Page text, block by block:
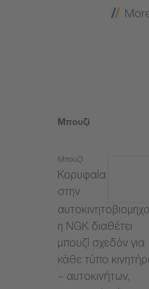
Μπουζί
Μπουζί
Κορυφαία
στην
η NGK διαθέτει
μπουζί σχεδόν για
κάθε τύπο
– αυτοκινήτων,